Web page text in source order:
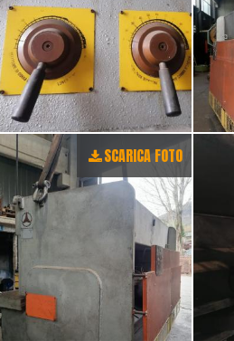
SCARICA FOTO